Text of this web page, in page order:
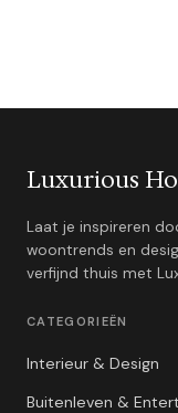
Luxurious
Laat je inspireren
woontrends en
verfijnd thuis met
CATEGORIEËN
Interieur & Design
Buitenleven &